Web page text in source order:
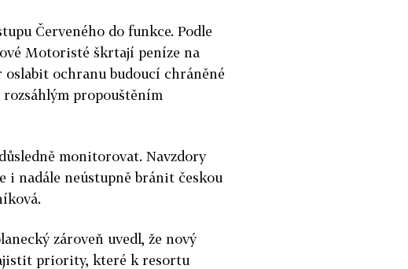
Červeného do funkce. Podle
Motoristé škrtají peníze na
ochranu budoucí chráněné
propouštěním
monitorovat. Navzdory
i nadále neústupně bránit českou
zároveň uvedl, že nový
priority, které k resortu